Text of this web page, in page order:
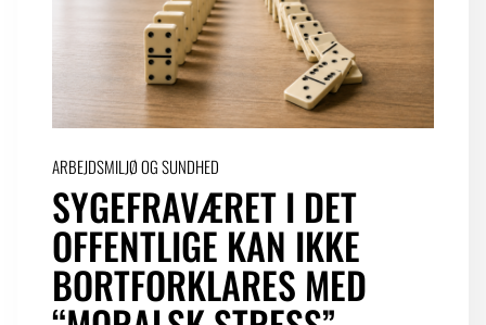
KONTAKT OG PRESSE
LOGIN FOR MEDLEMSORGANISATIONER
ARBEJDSMILJØ OG SUNDHED
SYGEFRAVÆRET I DET
OFFENTLIGE KAN IKKE
BORTFORKLARES MED